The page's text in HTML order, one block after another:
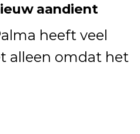
aandient
heeft veel
alleen omdat het